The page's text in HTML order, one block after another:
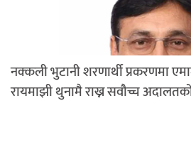
नक्कली भुटानी शरणार्थी प्रकरणमा
रायमाझी थुनामै राख्न सवौच्च